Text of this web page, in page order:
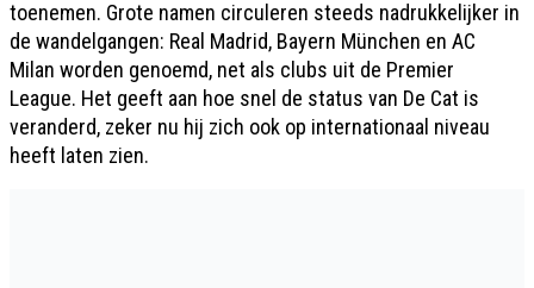
toenemen. Grote namen circuleren steeds nadrukkelijker in
de wandelgangen: Real Madrid, Bayern München en AC
Milan worden genoemd, net als clubs uit de Premier
League. Het geeft aan hoe snel de status van De Cat is
veranderd, zeker nu hij zich ook op internationaal niveau
heeft laten zien.